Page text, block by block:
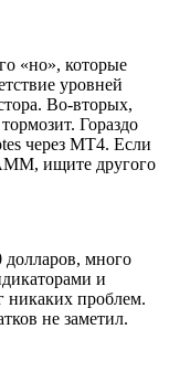
«но», которые
уровней
Во-вторых,
Гораздо
через МТ4. Если
ищите другого
много
и
никаких проблем.
не заметил.